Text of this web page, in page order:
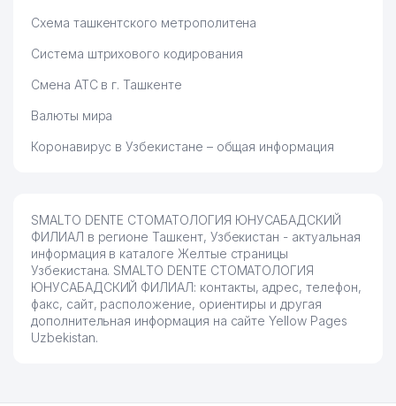
Схема ташкентского метрополитена
Система штрихового кодирования
Смена АТС в г. Ташкенте
Валюты мира
Коронавирус в Узбекистане – общая информация
SMALTO DENTE СТОМАТОЛОГИЯ ЮНУСАБАДСКИЙ
ФИЛИАЛ в регионе Ташкент, Узбекистан - актуальная
информация в каталоге Желтые страницы
Узбекистана. SMALTO DENTE СТОМАТОЛОГИЯ
ЮНУСАБАДСКИЙ ФИЛИАЛ: контакты, адрес, телефон,
факс, сайт, расположение, ориентиры и другая
дополнительная информация на сайте Yellow Pages
Uzbekistan.